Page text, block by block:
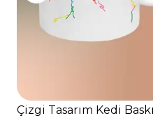
Çizgi Tasarım Kedi